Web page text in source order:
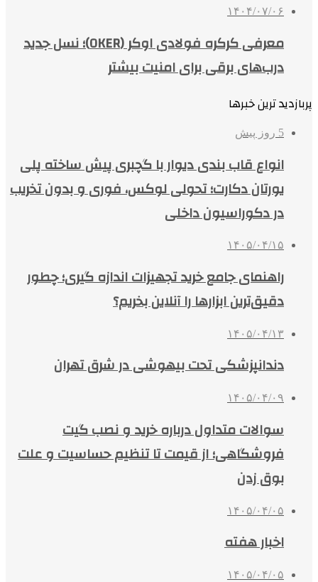
۱۴۰۴/۰۷/۰۶
معرفی کرکره فولادی اوکر (OKER)؛ نسل جدید
درب‌های برقی برای امنیت بیشتر
پربازدید ترین خبرها
5 روز پیش
انواع قاب بندی دیوار با گچبری پیش ساخته پلی
یورتان دکارت؛ تحولی لوکس، فوری و بدون تخریب
در دکوراسیون داخلی
۱۴۰۵/۰۴/۱۵
راهنمای جامع خرید تجهیزات اندازه گیری؛ چطور
دقیق‌ترین ابزارها را آنلاین بخریم؟
۱۴۰۵/۰۴/۱۳
دندانپزشکی تحت بیهوشی در شرق تهران
۱۴۰۵/۰۴/۰۹
سوالات متداول درباره خرید و نصب گیت
فروشگاهی؛ از قیمت تا تنظیم حساسیت و علت
بوق زدن
۱۴۰۵/۰۴/۰۵
اخبار هفته
۱۴۰۵/۰۴/۰۵